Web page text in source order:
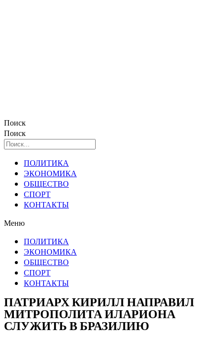
Поиск
Поиск
ПОЛИТИКА
ЭКОНОМИКА
ОБЩЕСТВО
СПОРТ
КОНТАКТЫ
Меню
ПОЛИТИКА
ЭКОНОМИКА
ОБЩЕСТВО
СПОРТ
КОНТАКТЫ
ПАТРИАРХ КИРИЛЛ НАПРАВИЛ
МИТРОПОЛИТА ИЛАРИОНА
СЛУЖИТЬ В БРАЗИЛИЮ